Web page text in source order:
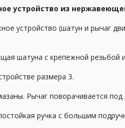
устройство из
устройство (шатун и рычаг
шатуна с крепежной резьбой
размера 3.
Рычаг поворачивается
ручка с большим